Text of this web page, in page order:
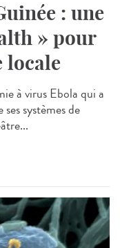
: une
» pour
locale
à virus Ebola qui a
systèmes de